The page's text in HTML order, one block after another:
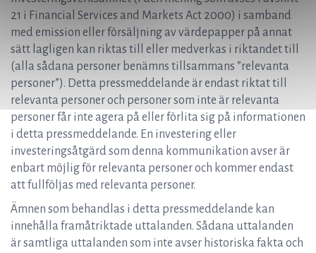
21 i Financial Services and Markets Act 2000) i samband
med emission eller försäljning av värdepapper på annat
sätt lagligen kan riktas till eller medverkas i riktandet till
(alla sådana personer benämns tillsammans ”relevanta
personer”). Detta pressmeddelande är endast riktat till
relevanta personer och personer som inte är relevanta
personer får inte agera på eller förlita sig på informationen
i detta pressmeddelande. En investering eller
investeringsåtgärd som denna kommunikation avser är
enbart möjlig för relevanta personer och kommer endast
att fullföljas med relevanta personer.
Ämnen som behandlas i detta pressmeddelande kan
innehålla framåtriktade uttalanden. Sådana uttalanden
är samtliga uttalanden som inte avser historiska fakta och